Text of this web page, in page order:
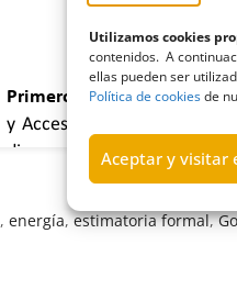
Utilizamos cookies
contenidos. A
ellas pueden ser
Política de cookiesde
Aceptar y visitar
,energía,estimatoria formal,